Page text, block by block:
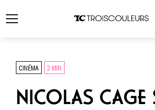
CINÉMA 2 MIN
NICOLAS CAGE